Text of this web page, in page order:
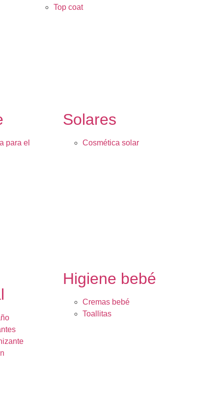
Top coat
para el
Solares
Cosmética solar
Higiene bebé
Cremas bebé
Toallitas